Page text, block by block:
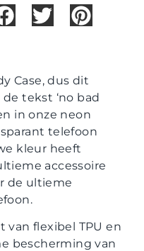
Case, dus dit
tekst ‘no bad
in onze neon
telefoon
kleur heeft
accessoire
de ultieme
van flexibel TPU en
bescherming van